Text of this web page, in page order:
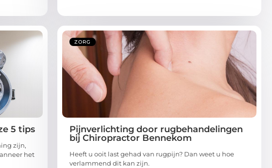
5 tips
zijn,
het
ZORG
Pijnverlichting door rugbehandelingen
bij Chiropractor Bennekom
Heeft u ooit last gehad van rugpijn? Dan weet u hoe
verlammend dit kan zijn.